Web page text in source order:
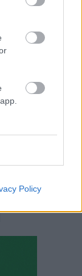
Policy